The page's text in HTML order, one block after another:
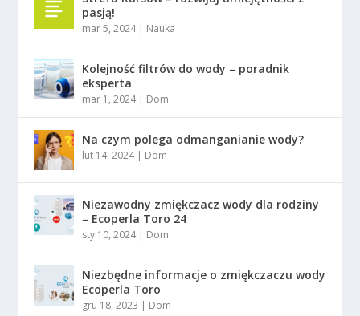
pasją!
mar 5, 2024| Nauka
Kolejność filtrów do wody – poradnik
eksperta
mar 1, 2024| Dom
Na czym polega odmanganianie wody?
lut 14, 2024| Dom
Niezawodny zmiękczacz wody dla rodziny
– Ecoperla Toro 24
sty 10, 2024| Dom
Niezbędne informacje o zmiękczaczu wody
Ecoperla Toro
gru 18, 2023 | Dom